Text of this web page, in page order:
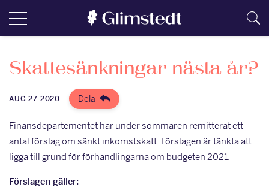
Skattesänkningar nästa år?
AUG 27 2020 Dela
Finansdepartementet har under sommaren remitterat ett
antal förslag om sänkt inkomstskatt. Förslagen är tänkta att
ligga till grund för förhandlingarna om budgeten 2021.
Förslagen gäller: